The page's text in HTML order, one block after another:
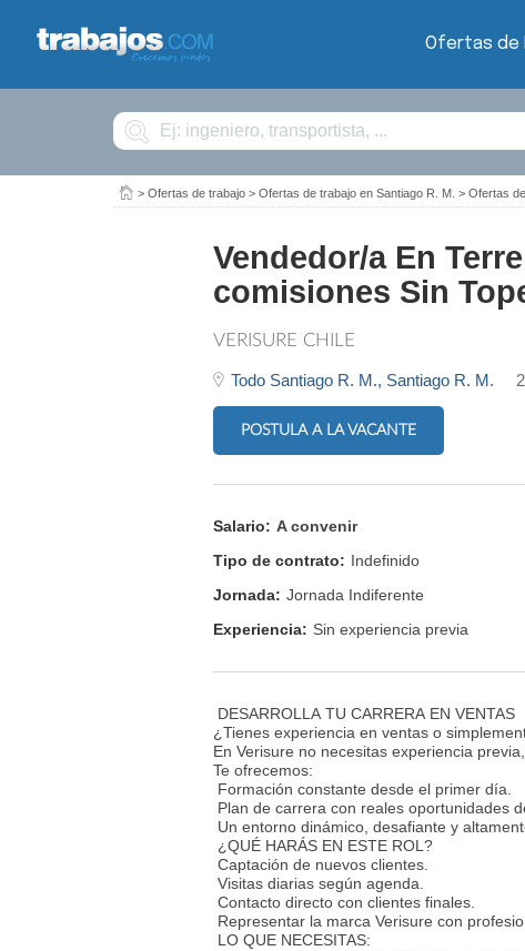
Ofertas de
Buscar
> Ofertas de trabajo > Ofertas de trabajo en Santiago R. M. > Ofertas
Vendedor/a En
comisiones Sin
VERISURE CHILE
Todo Santiago R. M., Santiago R. M.
POSTULA A LA VACANTE
Salario: A convenir
Tipo de contrato: Indefinido
Jornada: Jornada Indiferente
Experiencia: Sin experiencia previa
DESARROLLA TU CARRERA EN VENTAS
¿Tienes experiencia en ventas o
En Verisure no necesitas experiencia
Te ofrecemos:
Formación constante desde el primer día.
Plan de carrera con reales oportunidades
Un entorno dinámico, desafiante y
¿QUÉ HARÁS EN ESTE ROL?
Captación de nuevos clientes.
Visitas diarias según agenda.
Contacto directo con clientes finales.
Representar la marca Verisure con
LO QUE NECESITAS: